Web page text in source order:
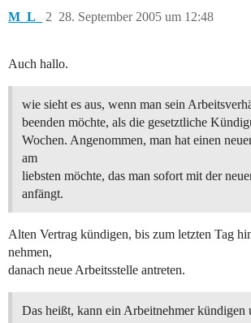
M_L_ 28. September 2005 um 12:48
2
Auch hallo.
wie sieht es aus, wenn man sein
beenden möchte, als die gesetztliche
Wochen. Angenommen, man hat einen
am
liebsten möchte, das man sofort mit der
anfängt.
Alten Vertrag kündigen, bis zum letzten Tag
nehmen,
danach neue Arbeitsstelle antreten.
Das heißt, kann ein Arbeitnehmer kündigen